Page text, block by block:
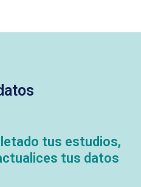
tus estudios,
tus datos